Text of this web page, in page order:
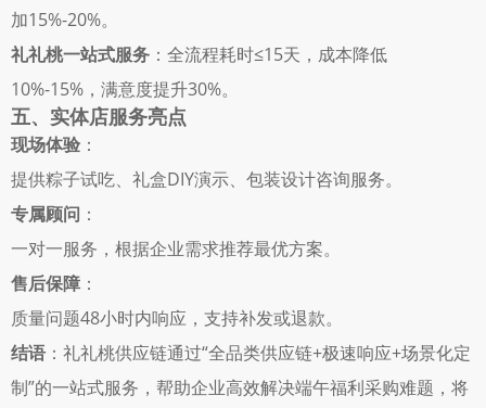
加15%-20%。
礼礼桃一站式服务 ：全流程耗时≤15天，成本降低
10%-15%，满意度提升30%。
五、实体店服务亮点
现场体验 ：
提供粽子试吃、礼盒DIY演示、包装设计咨询服务。
专属顾问 ：
一对一服务，根据企业需求推荐最优方案。
售后保障 ：
质量问题48小时内响应，支持补发或退款。
结语 ：礼礼桃供应链通过“全品类供应链+极速响应+场景化定
制”的一站式服务，帮助企业高效解决端午福利采购难题，将